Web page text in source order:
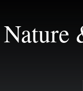
Nature